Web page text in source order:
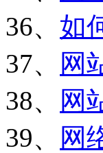
36、 如
37、
网
38、
网
39、
网